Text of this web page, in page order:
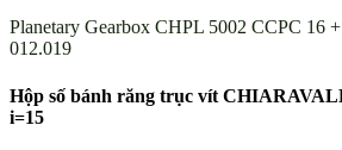
Planetary Gearbox CHPL 5002 CCPC 16
012.019
Hộp số bánh răng trục vít
i=15